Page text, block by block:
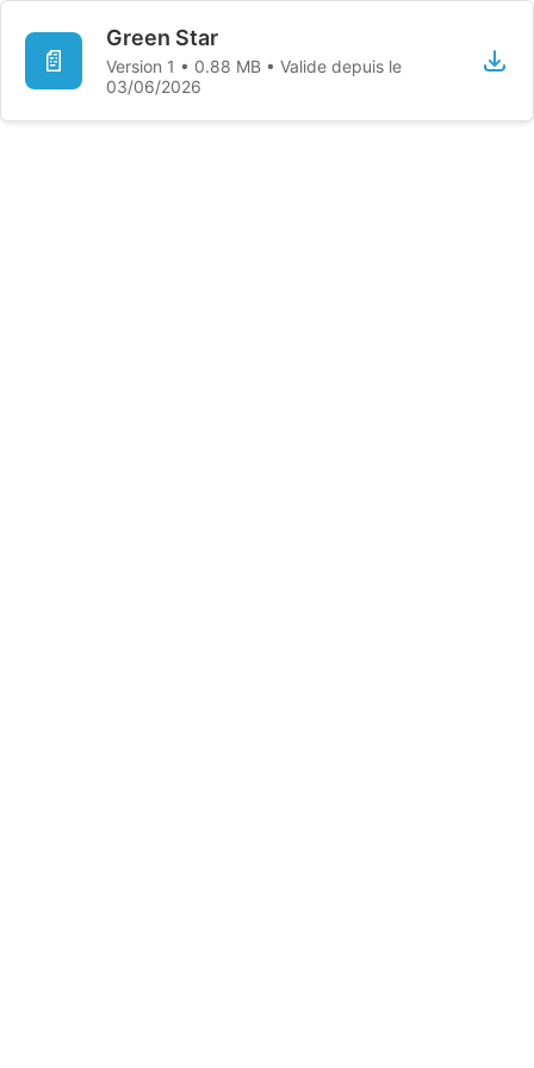
📄
Green Star
Version 1 • 0.88 MB • Valide depuis le
03/06/2026